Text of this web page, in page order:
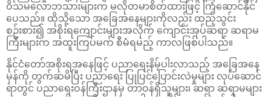
ဝိသမလောဘသားများက မလိုတမာစိတ်ထားဖြင့် ကြံဆောင်နိုင်
ပေသည်။ ထိုသို့သော အခြေအနေများကိုလည်း ထည့်သွင်း
စဉ်းစား၍ အစိုးရကျောင်းများအလိုက် ကျောင်းအုပ်ဆရာ ဆရာမ
ကြီးများက အထူးကြပ်မက် စီမံရမည့် ကာလဖြစ်ပါသည်။
နိုင်ငံတော်အစိုးရအနေဖြင့် ပညာရေးနိမ့်ပါးလာသည့် အခြေအနေ
မှန်ကို တွက်ဆမိပြီး ပညာရေး ပြုပြင်ပြောင်းလဲမှုများ လုပ်ဆောင်
ရာတွင် ပညာရေးဝန်ကြီးဌာနမှ တာဝန်ရှိသူများ၊ ဆရာ ဆရာမများ